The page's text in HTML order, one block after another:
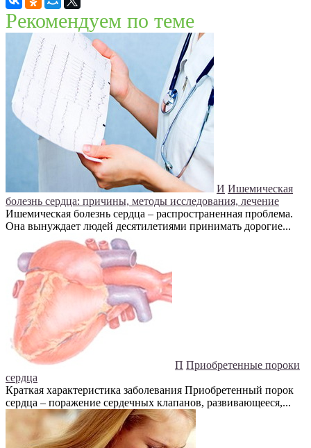
Рекомендуем по теме
И Ишемическая
болезнь сердца: причины, методы исследования, лечение
Ишемическая болезнь сердца – распространенная проблема.
Она вынуждает людей десятилетиями принимать дорогие...
П Приобретенные пороки
сердца
Краткая характеристика заболевания Приобретенный порок
сердца – поражение сердечных клапанов, развивающееся,...